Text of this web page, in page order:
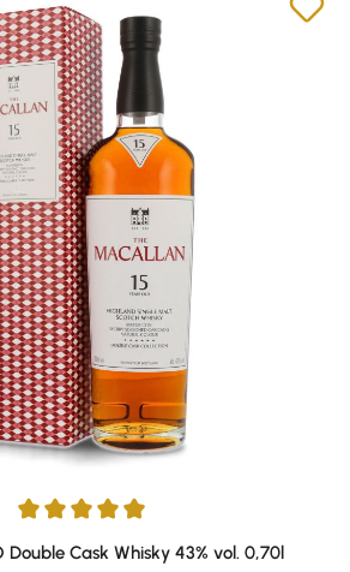
out of 5 stars
Double Cask Whisky 43% vol. 0,70l